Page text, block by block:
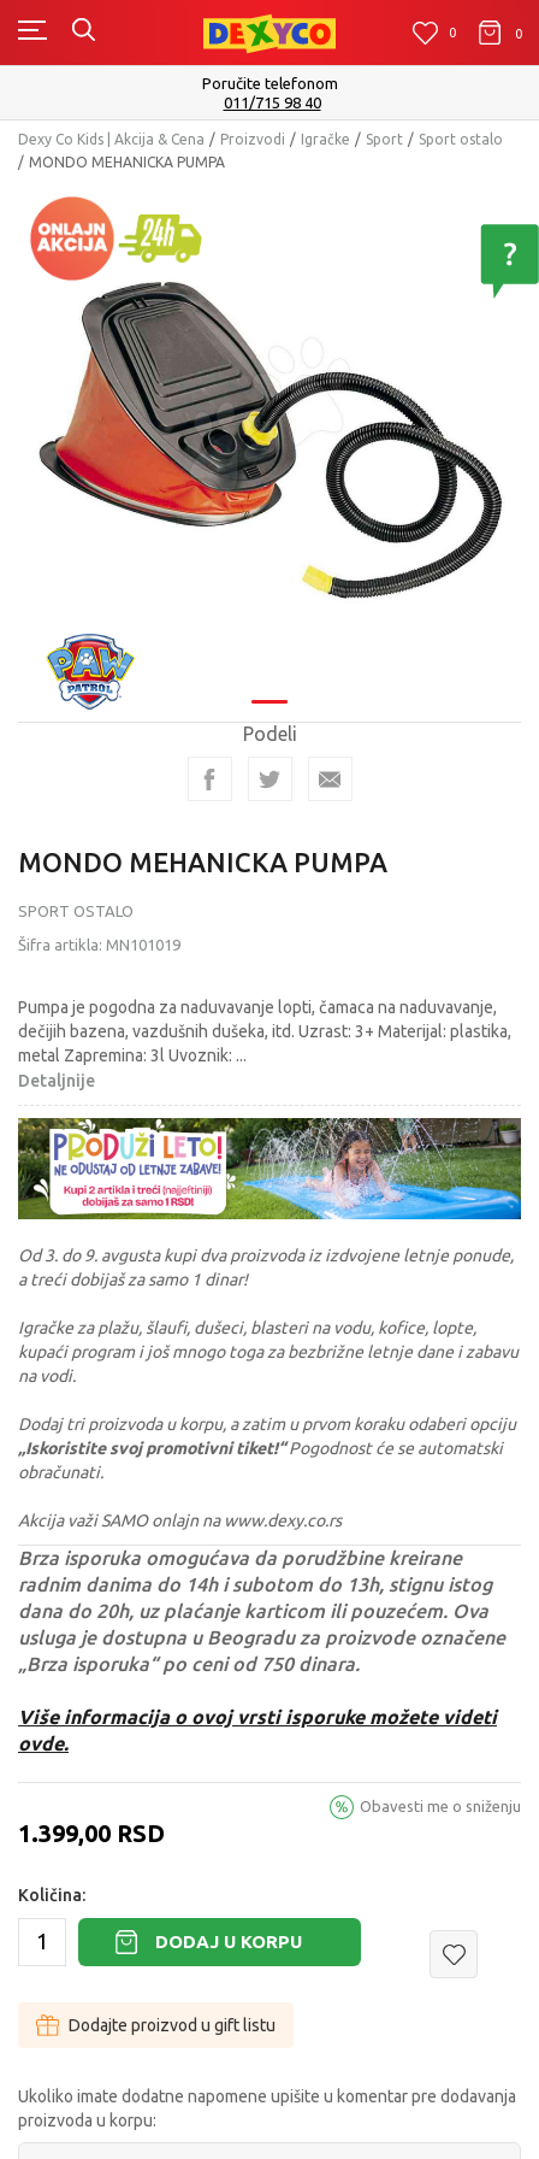
0 0 0
Isporuku možete očekivati u roku od 2 do 4
Dexy Co Kids | Akcija & Cena Proizvodi Igračke Sport
Sport ostalo
MONDO MEHANICKA PUMPA
Podeli
MONDO MEHANICKA PUMPA
SPORT OSTALO
Šifra artikla: MN101019
Pumpa je pogodna za naduvavanje lopti, čamaca na naduvavanje,
dečijih bazena, vazdušnih dušeka, itd. Uzrast: 3+ Materijal: plastika,
metal Zapremina: 3l Uvoznik: ...
Detaljnije
Od 3. do 9. avgusta kupi dva proizvoda iz izdvojene letnje ponude,
a treći dobijaš za samo 1 dinar!
Igračke za plažu, šlaufi, dušeci, blasteri na vodu, kofice, lopte,
kupaći program i još mnogo toga za bezbrižne letnje dane i zabavu
na vodi.
Dodaj tri proizvoda u korpu, a zatim u prvom koraku odaberi opciju
„Iskoristite svoj promotivni tiket!“Pogodnost će se automatski
obračunati.
Akcija važi SAMO onlajn na www.dexy.co.rs
Brza isporuka omogućava da porudžbine kreirane
radnim danima do 14h i subotom do 13h, stignu istog
dana do 20h, uz plaćanje karticom ili pouzećem. Ova
usluga je dostupna u Beogradu za proizvode označene
„Brza isporuka“ po ceni od 750 dinara.
Više informacija o ovoj vrsti isporuke možete videti
ovde.
1.399,00 RSD
Obavesti me o sniženju
Količina:
DODAJ U KORPU
Dodajte proizvod u gift listu
Ukoliko imate dodatne napomene upišite u komentar pre dodavanja
proizvoda u korpu: